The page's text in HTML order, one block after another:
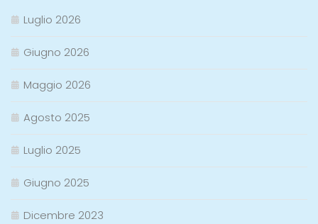
Luglio 2026
Giugno 2026
Maggio 2026
Agosto 2025
Luglio 2025
Giugno 2025
Dicembre 2023